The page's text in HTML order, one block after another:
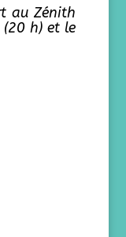
au Zénith
h) et le